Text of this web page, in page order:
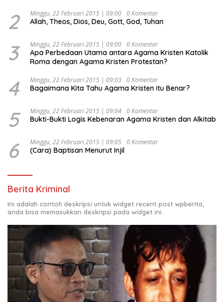
2 Minggu, 22 Februari 2015 | 09:00 0 Komentar
Allah, Theos, Dios, Deu, Gott, God, Tuhan
3 Minggu, 22 Februari 2015 | 09:00 0 Komentar
Apa Perbedaan Utama antara Agama Kristen Katolik
Roma dengan Agama Kristen Protestan?
4 Minggu, 22 Februari 2015 | 09:03 0 Komentar
Bagaimana Kita Tahu Agama Kristen itu Benar?
5 Minggu, 22 Februari 2015 | 09:04 0 Komentar
Bukti-Bukti Logis Kebenaran Agama Kristen dan Alkitab
6 Minggu, 22 Februari 2015 | 09:05 0 Komentar
(Cara) Baptisan Menurut Injil
Berita Kriminal
Ini adalah contoh deskripsi untuk widget recent post wpberita,
anda bisa memasukkan deskripsi pada widget ini.